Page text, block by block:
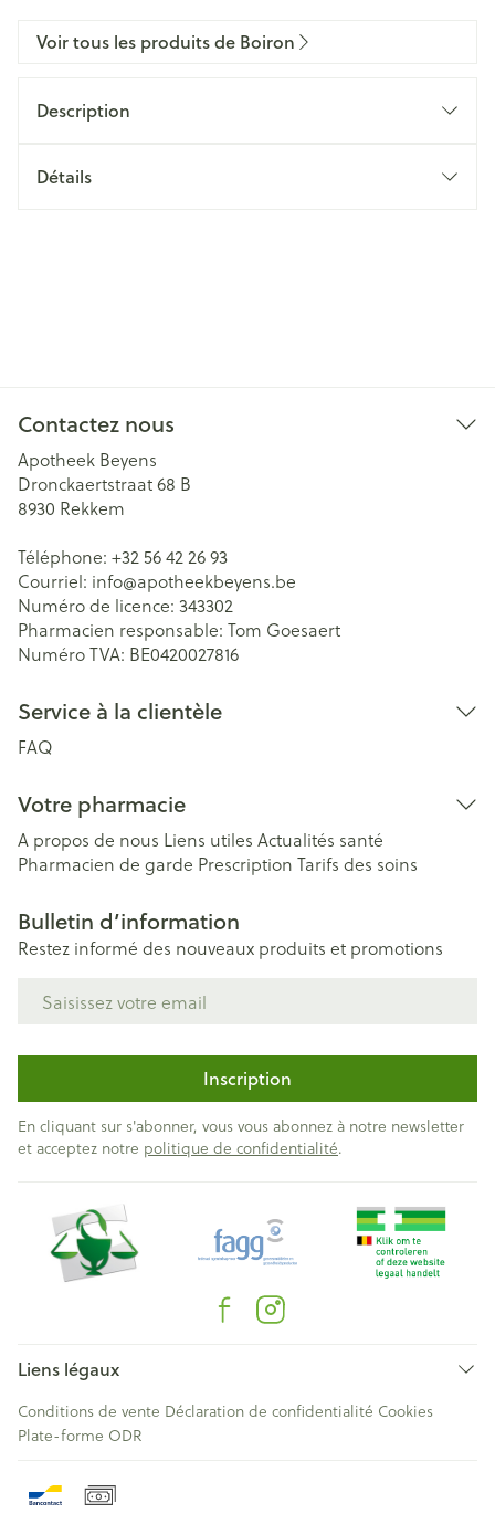
Voir tous les produits de Boiron
Description
Détails
Contactez nous
Apotheek Beyens
Dronckaertstraat 68 B
8930 Rekkem
Téléphone: +32 56 42 26 93
Courriel: info@apotheekbeyens.be
Numéro de licence: 343302
Pharmacien responsable: Tom Goesaert
Numéro TVA: BE0420027816
Service à la clientèle
FAQ
Votre pharmacie
A propos de nous Liens utiles Actualités santé
Pharmacien de garde Prescription Tarifs des soins
Bulletin d’information
Restez informé des nouveaux produits et promotions
Inscription
En cliquant sur s'abonner, vous vous abonnez à notre newsletter
et acceptez notre politique de confidentialité.
Liens légaux
Conditions de vente Déclaration de confidentialité Cookies
Plate-forme ODR